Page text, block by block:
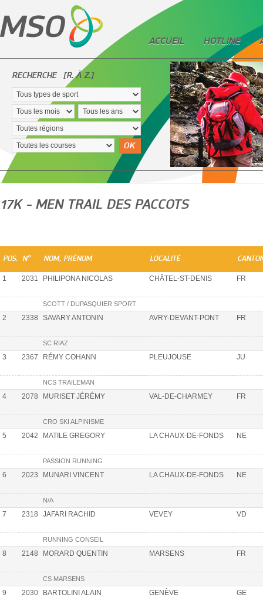
ACCUEIL HOTLINE
RECHERCHE [R. À Z.]
OK
17K - MEN TRAIL DES PACCOTS
POS. N° NOM, PRÉNOM LOCALITÉ
1 2031 PHILIPONA NICOLAS CHÂTEL-ST-DENIS FR
SCOTT / DUPASQUIER SPORT
2 2338 SAVARY ANTONIN AVRY-DEVANT-PONT FR
SC RIAZ
3 2367 RÉMY COHANN PLEUJOUSE JU
NCS TRAILEMAN
4 2078 MURISET JÉRÉMY VAL-DE-CHARMEY FR
CRO SKI ALPINISME
5 2042 MATILE GREGORY LA CHAUX-DE-FONDS NE
PASSION RUNNING
6 2023 MUNARI VINCENT LA CHAUX-DE-FONDS NE
N/A
7 2318 JAFARI RACHID VEVEY VD
RUNNING CONSEIL
8 2148 MORARD QUENTIN MARSENS FR
CS MARSENS
9 2030 BARTOLINI ALAIN GENÈVE GE